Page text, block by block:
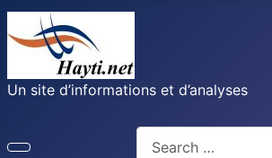
Un site d’informations et d’analyses